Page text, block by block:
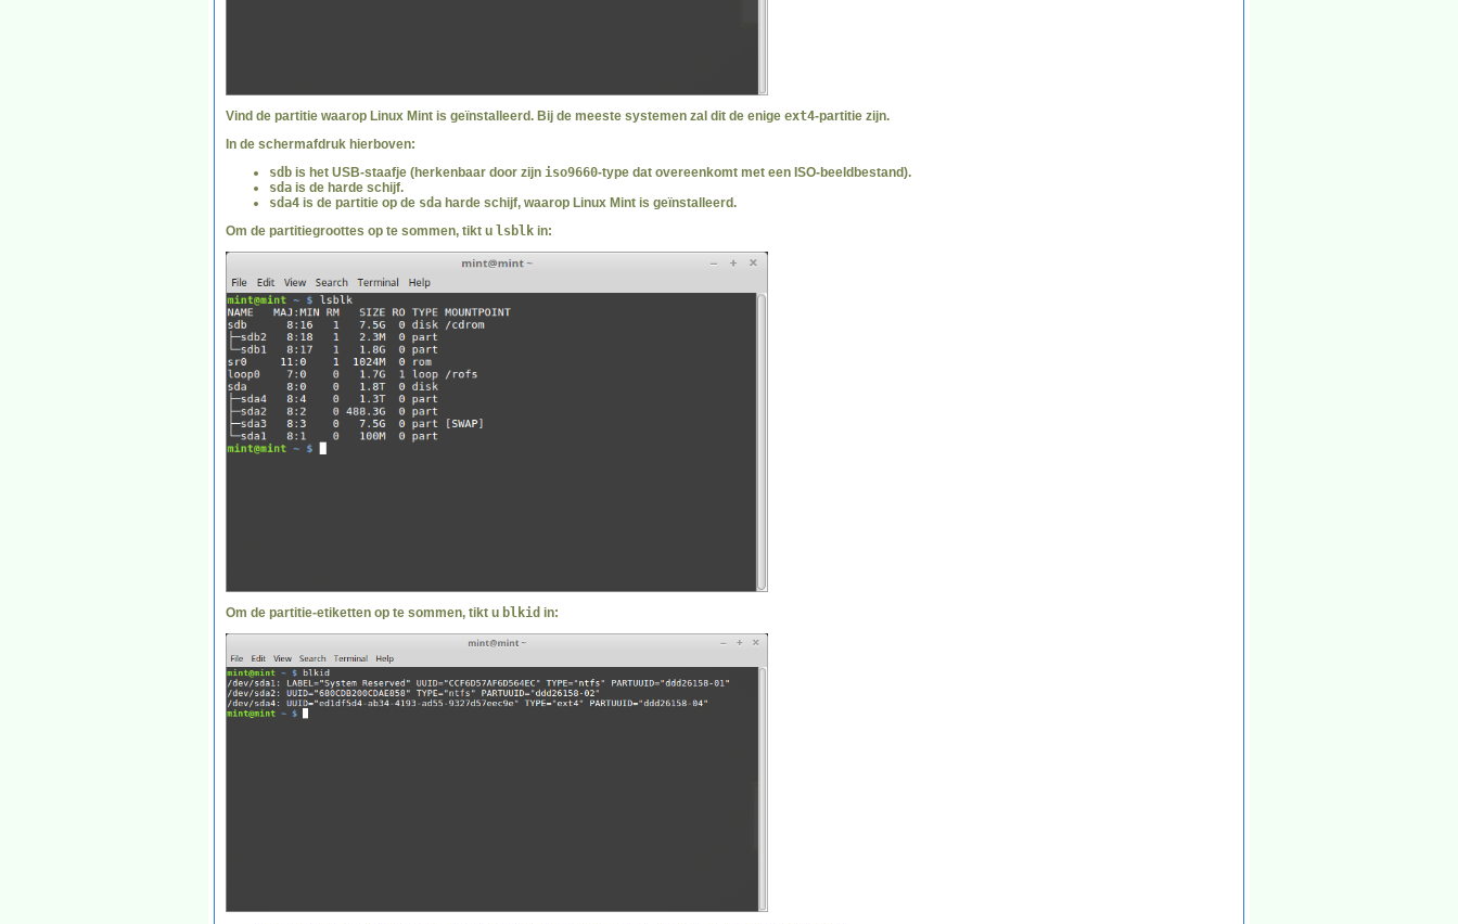
Vind de partitie waarop Linux Mint is geïnstalleerd. Bij de meeste systemen zal dit de enige ext4-partitie zijn.
In de schermafdruk hierboven:
sdb is het USB-staafje (herkenbaar door zijn iso9660-type dat overeenkomt met een ISO-beeldbestand).
sda is de harde schijf.
sda4 is de partitie op de sda harde schijf, waarop Linux Mint is geïnstalleerd.
Om de partitiegroottes op te sommen, tikt u lsblk in:
Om de partitie-etiketten op te sommen, tikt u blkid in: